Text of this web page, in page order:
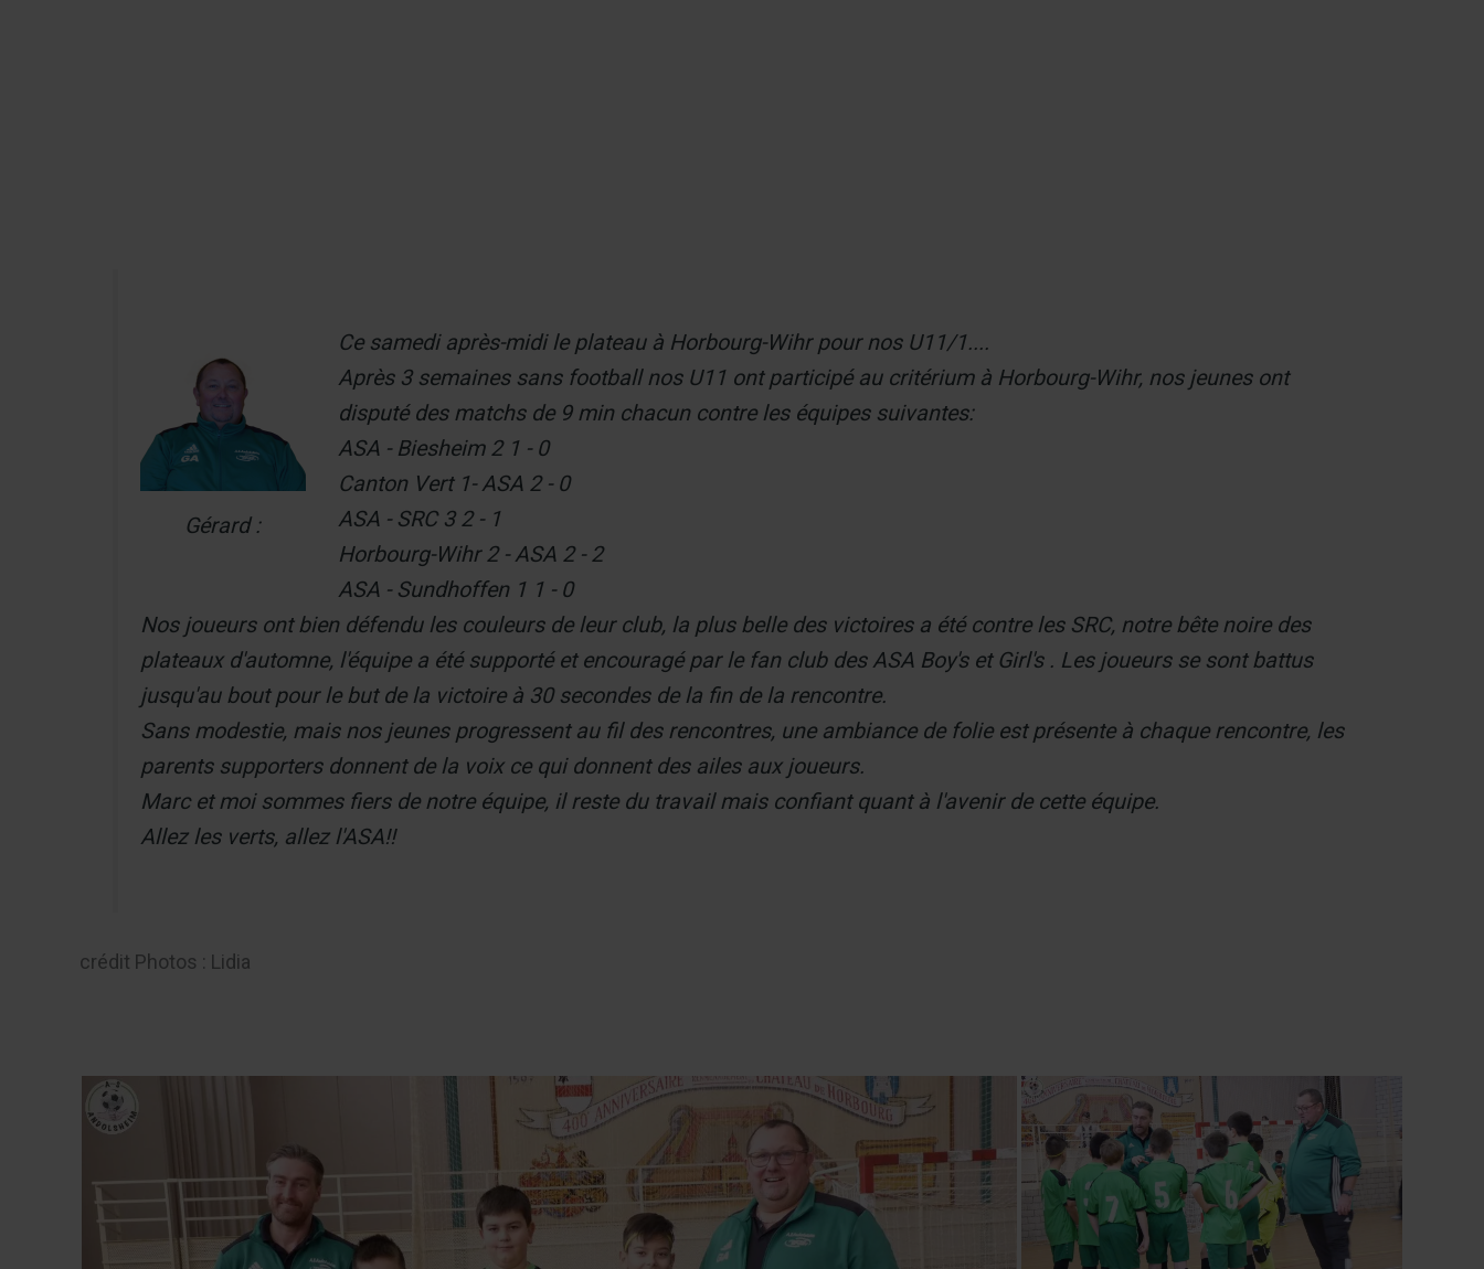
Gérard :
Ce samedi après-midi le plateau à Horbourg-Wihr pour nos U11/1....
Après 3 semaines sans football nos U11 ont participé au critérium à Horbourg-Wihr, nos jeunes ont
disputé des matchs de 9 min chacun contre les équipes suivantes:
ASA - Biesheim 2 1 - 0
Canton Vert 1- ASA 2 - 0
ASA - SRC 3 2 - 1
Horbourg-Wihr 2 - ASA 2 - 2
ASA - Sundhoffen 1 1 - 0
Nos joueurs ont bien défendu les couleurs de leur club, la plus belle des victoires a été contre les SRC, notre bête noire des
plateaux d'automne, l'équipe a été supporté et encouragé par le fan club des ASA Boy's et Girl's . Les joueurs se sont battus
jusqu'au bout pour le but de la victoire à 30 secondes de la fin de la rencontre.
Sans modestie, mais nos jeunes progressent au fil des rencontres, une ambiance de folie est présente à chaque rencontre, les
parents supporters donnent de la voix ce qui donnent des ailes aux joueurs.
Marc et moi sommes fiers de notre équipe, il reste du travail mais confiant quant à l'avenir de cette équipe.
Allez les verts, allez l'ASA!!
crédit Photos : Lidia